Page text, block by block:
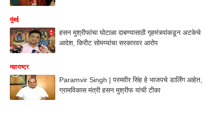
मुंबई
हसन मुश्रीफांचा घोटाळा दाबण्यासाठी गृहमंत्र्यांकडून अटकेचे
आदेश, किरीट सोमय्यांचा सरकारवर आरोप
महाराष्ट्र
Paramvir Singh | परमवीर सिंह हे भाजपचे डार्लिंग आहेत,
ग्रामविकास मंत्री हसन मुश्रीफ यांची टीका